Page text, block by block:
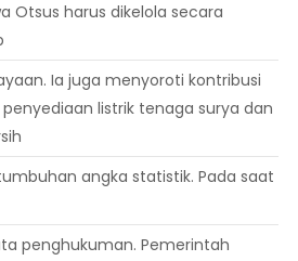
Otsus harus dikelola secara
Ia juga menyoroti kontribusi
penyediaan listrik tenaga surya dan
angka statistik. Pada saat
penghukuman. Pemerintah